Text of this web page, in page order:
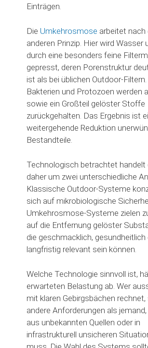
Einträgen.
Die Umkehrosmose arbeitet nach
anderen Prinzip. Hier wird Wasser
durch eine besonders feine
gepresst, deren Porenstruktur
ist als bei üblichen Outdoor-
Bakterien und Protozoen werden
sowie ein Großteil gelöster Stoffe
zurückgehalten. Das Ergebnis ist
weitergehende Reduktion
Bestandteile.
Technologisch betrachtet handelt
daher um zwei unterschiedliche
Klassische Outdoor-Systeme
sich auf mikrobiologische
Umkehrosmose-Systeme zielen
auf die Entfernung gelöster
die geschmacklich, gesundheitlich
langfristig relevant sein können.
Welche Technologie sinnvoll ist,
erwarteten Belastung ab. Wer
mit klaren Gebirgsbächen
andere Anforderungen als
aus unbekannten Quellen oder in
infrastrukturell unsicheren